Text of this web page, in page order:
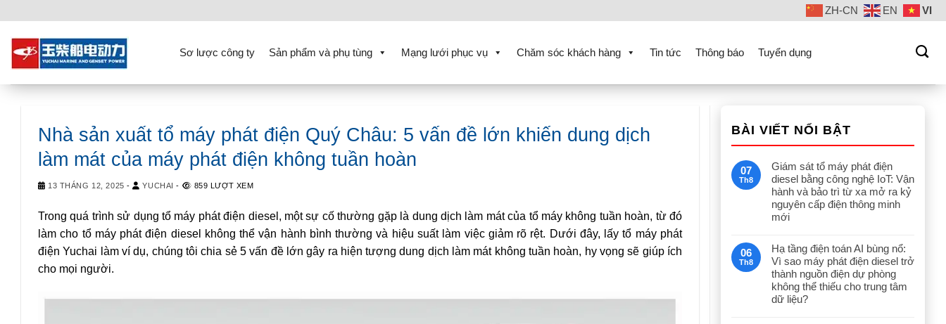
content
ZH-CN EN VI
Sơ lược công ty Sản phẩm và phụ tùng Mạng lưới phục vụ Chăm sóc khách hàng Tin tức Thông báo Tuyển dụng
Nhà sản xuất tổ máy phát điện Quý Châu: 5 vấn đề lớn khiến dung dịch
làm mát của máy phát điện không tuần hoàn
13 THÁNG 12, 2025 - YUCHAI - 859 LƯỢT XEM
Trong quá trình sử dụng tổ máy phát điện diesel, một sự cố thường gặp là dung dịch làm mát của tổ máy không tuần hoàn, từ đó
làm cho tổ máy phát điện diesel không thể vận hành bình thường và hiệu suất làm việc giảm rõ rệt. Dưới đây, lấy tổ máy phát
điện Yuchai làm ví dụ, chúng tôi chia sẻ 5 vấn đề lớn gây ra hiện tượng dung dịch làm mát không tuần hoàn, hy vọng sẽ giúp ích
cho mọi người.
BÀI VIẾT NỔI BẬT
07
Th8
Giám sát tổ máy phát điện
diesel bằng công nghệ IoT: Vận
hành và bảo trì từ xa mở ra kỷ
nguyên cấp điện thông minh
mới
06
Th8
Hạ tầng điện toán AI bùng nổ:
Vì sao máy phát điện diesel trở
thành nguồn điện dự phòng
không thể thiếu cho trung tâm
dữ liệu?